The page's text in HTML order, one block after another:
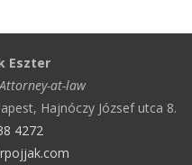
Eszter
at-law
Hajnóczy József utca 8.
4272